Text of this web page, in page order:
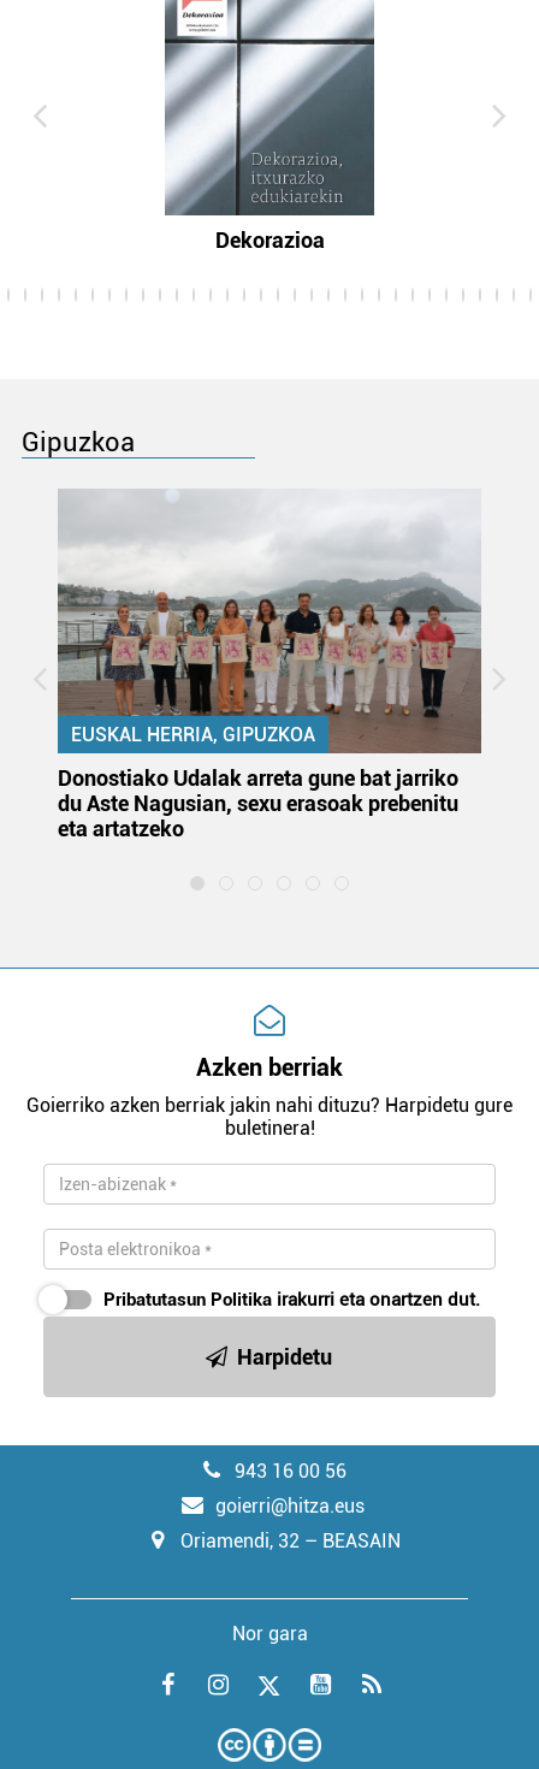
Dekorazioa
Gipuzkoa
EUSKAL HERRIA, GIPUZKOA
Donostiako Udalak arreta gune bat jarriko
du Aste Nagusian, sexu erasoak prebenitu
eta artatzeko
Azken berriak
Goierriko azken berriak jakin nahi dituzu? Harpidetu gure
buletinera!
Pribatutasun Politika irakurri eta onartzen dut.
Harpidetu
943 16 00 56
goierri@hitza.eus
Oriamendi, 32 – BEASAIN
Nor gara